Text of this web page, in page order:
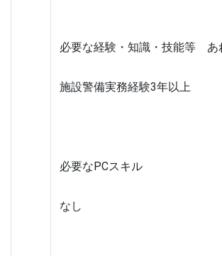
必要な経験・知識・技能等　あ
施設警備実務経験3年以上
必要なPCスキル
なし